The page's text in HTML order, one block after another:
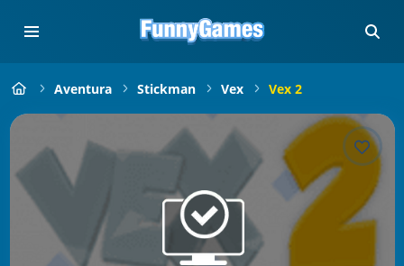
Aventura Stickman Vex Vex 2